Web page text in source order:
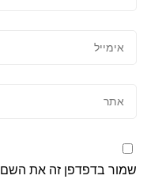
שמור בדפדפן זה את